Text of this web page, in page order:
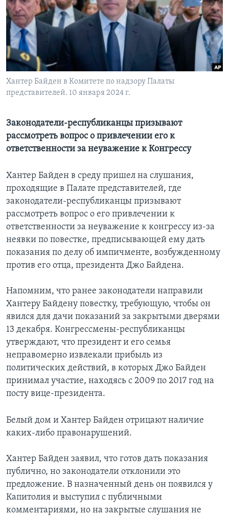
Learning English
СОЦИАЛЬНЫЕ СЕТИ
Языки
Хантер Байден в Комитете по надзору Палаты
представителей. 10 января 2024 г.
Законодатели-республиканцы призывают
рассмотреть вопрос о привлечении его к
ответственности за неуважение к Конгрессу
Хантер Байден в среду пришел на слушания,
проходящие в Палате представителей, где
законодатели-республиканцы призывают
рассмотреть вопрос о его привлечении к
ответственности за неуважение к конгрессу из-за
неявки по повестке, предписывающей ему дать
показания по делу об импичменте, возбужденному
против его отца, президента Джо Байдена.
Напомним, что ранее законодатели направили
Хантеру Байдену повестку, требующую, чтобы он
явился для дачи показаний за закрытыми дверями
13 декабря. Конгрессмены-республиканцы
утверждают, что президент и его семья
неправомерно извлекали прибыль из
политических действий, в которых Джо Байден
принимал участие, находясь с 2009 по 2017 год на
посту вице-президента.
Белый дом и Хантер Байден отрицают наличие
каких-либо правонарушений.
Хантер Байден заявил, что готов дать показания
публично, но законодатели отклонили это
предложение. В назначенный день он появился у
Капитолия и выступил с публичными
комментариями, но на закрытые слушания не